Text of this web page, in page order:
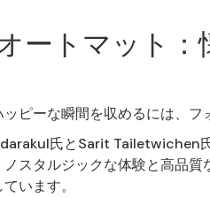
ートマット：
ピーな瞬間を収めるには、フ
氏とSarit Tailetwichen
スタルジックな体験と高品
います。